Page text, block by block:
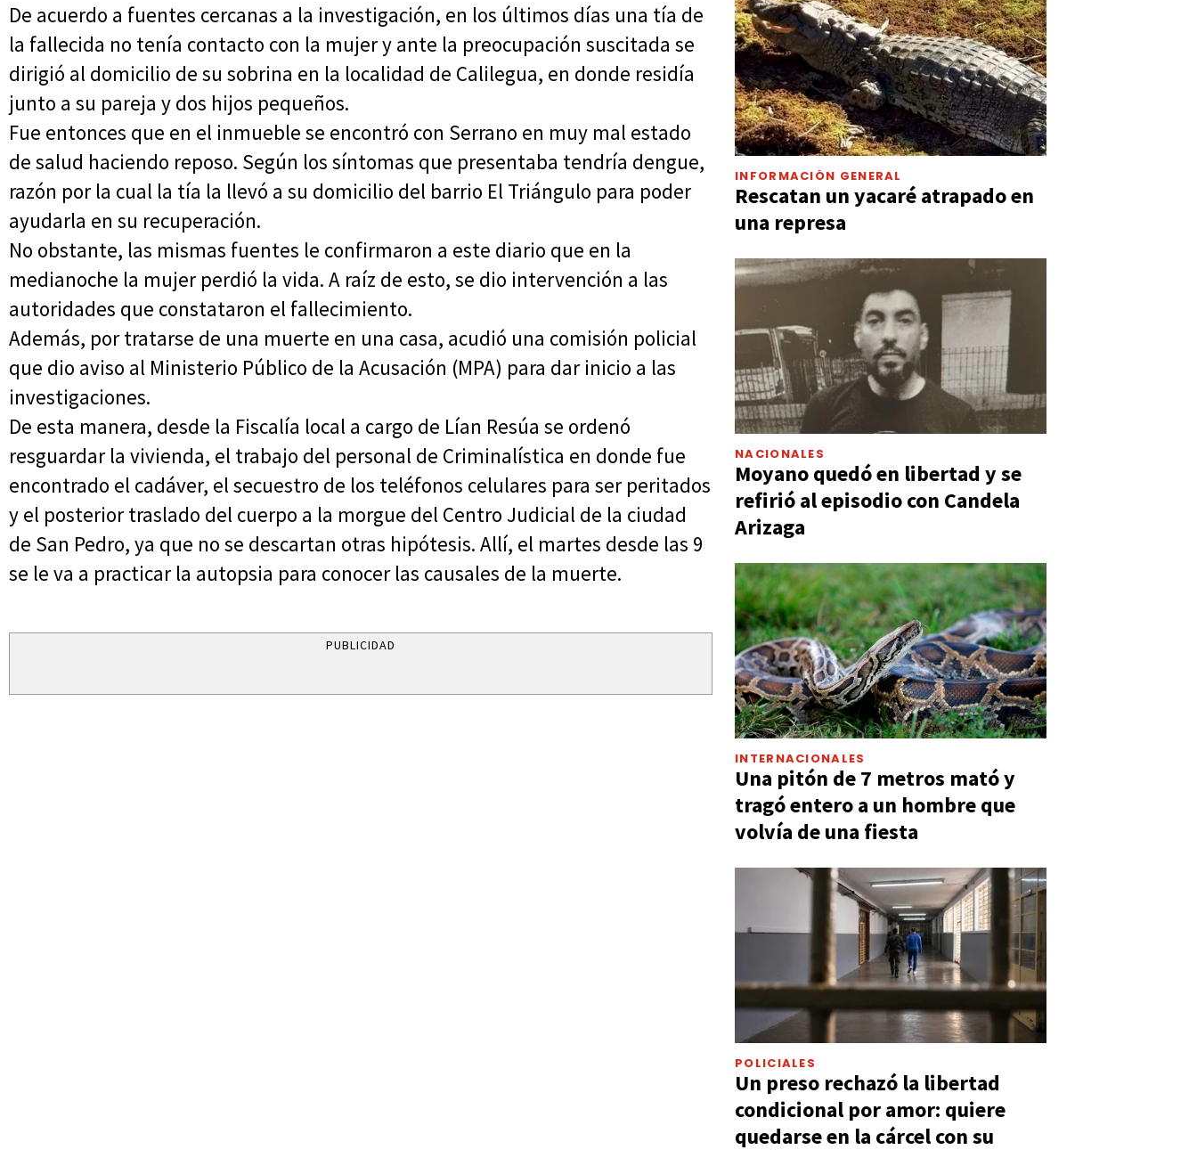
De acuerdo a fuentes cercanas a la investigación, en los últimos días una tía de
la fallecida no tenía contacto con la mujer y ante la preocupación suscitada se
dirigió al domicilio de su sobrina en la localidad de Calilegua, en donde residía
junto a su pareja y dos hijos pequeños.
Fue entonces que en el inmueble se encontró con Serrano en muy mal estado
de salud haciendo reposo. Según los síntomas que presentaba tendría dengue,
razón por la cual la tía la llevó a su domicilio del barrio El Triángulo para poder
ayudarla en su recuperación.
No obstante, las mismas fuentes le confirmaron a este diario que en la
medianoche la mujer perdió la vida. A raíz de esto, se dio intervención a las
autoridades que constataron el fallecimiento.
Además, por tratarse de una muerte en una casa, acudió una comisión policial
que dio aviso al Ministerio Público de la Acusación (MPA) para dar inicio a las
investigaciones.
De esta manera, desde la Fiscalía local a cargo de Lían Resúa se ordenó
resguardar la vivienda, el trabajo del personal de Criminalística en donde fue
encontrado el cadáver, el secuestro de los teléfonos celulares para ser peritados
y el posterior traslado del cuerpo a la morgue del Centro Judicial de la ciudad
de San Pedro, ya que no se descartan otras hipótesis. Allí, el martes desde las 9
se le va a practicar la autopsia para conocer las causales de la muerte.
PUBLICIDAD
INFORMACIÓN GENERAL
Rescatan un yacaré atrapado en
una represa
NACIONALES
Moyano quedó en libertad y se
refirió al episodio con Candela
Arizaga
INTERNACIONALES
Una pitón de 7 metros mató y
tragó entero a un hombre que
volvía de una fiesta
POLICIALES
Un preso rechazó la libertad
condicional por amor: quiere
quedarse en la cárcel con su